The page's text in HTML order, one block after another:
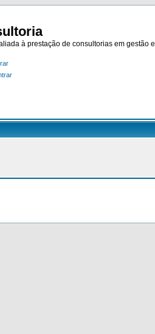
à prestação de consultorias em gestão